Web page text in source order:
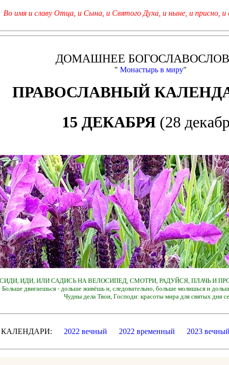
Во имя и славу Отца, и Сына, и Святого Духа, и ныне, и присно, и
ДОМАШНЕЕ
" Монастырь в миру"
ПРАВОСЛАВНЫЙ
15 ДЕКАБРЯ (28
ИДИ, ИЛИ САДИСЬ НА ВЕЛОСИПЕД, СМОТРИ, РАДУЙСЯ, ПЛАЧЬ И
Больше двигаешься - дольше живёшь и, следовательно, больше молишься и
Чудны дела Твои, Господи: красоты мира для святых дня
КАЛЕНДАРИ: 2022 вечный 2022 временный 2023 вечный